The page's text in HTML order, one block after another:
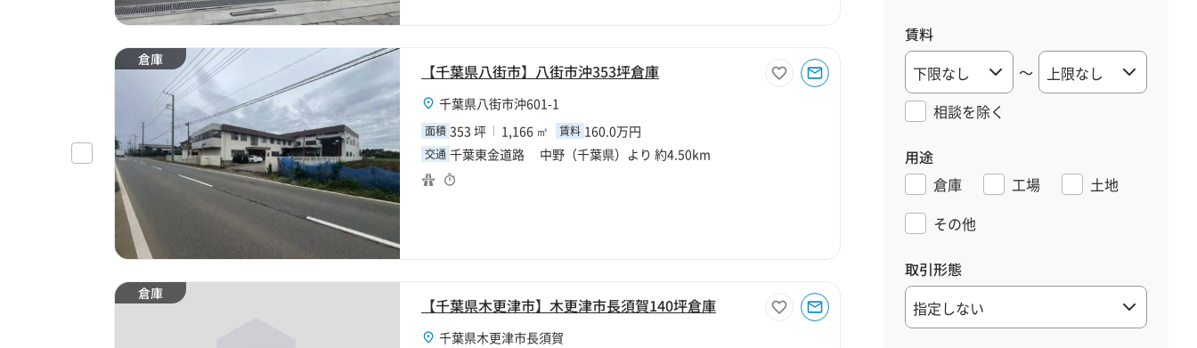
倉庫
【千葉県八街市】八街市沖353坪倉庫
千葉県八街市沖601-1
面積 353 坪 1,166 ㎡ 賃料 160.0万円
交通 千葉東金道路 中野（千葉県）より 約4.50km
倉庫
【千葉県木更津市】木更津市長須賀140坪倉庫
千葉県木更津市長須賀
賃料
～
相談を除く
用途
倉庫
工場
土地
その他
取引形態